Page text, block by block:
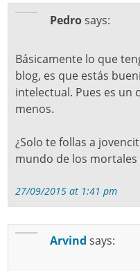
Pedro says:
Básicamente lo que
blog, es que estás
intelectual. Pues es
menos.
¿Solo te follas a
mundo de los
27/09/2015 at 1:41 pm
Arvind says: